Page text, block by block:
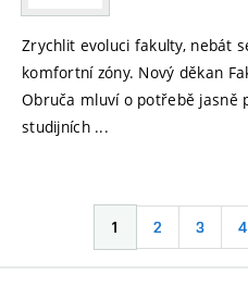
Zrychlit evoluci fakulty, nebát
komfortní zóny. Nový děkan
Obruča mluví o potřebě jasně
studijních ...
1 2 3 4